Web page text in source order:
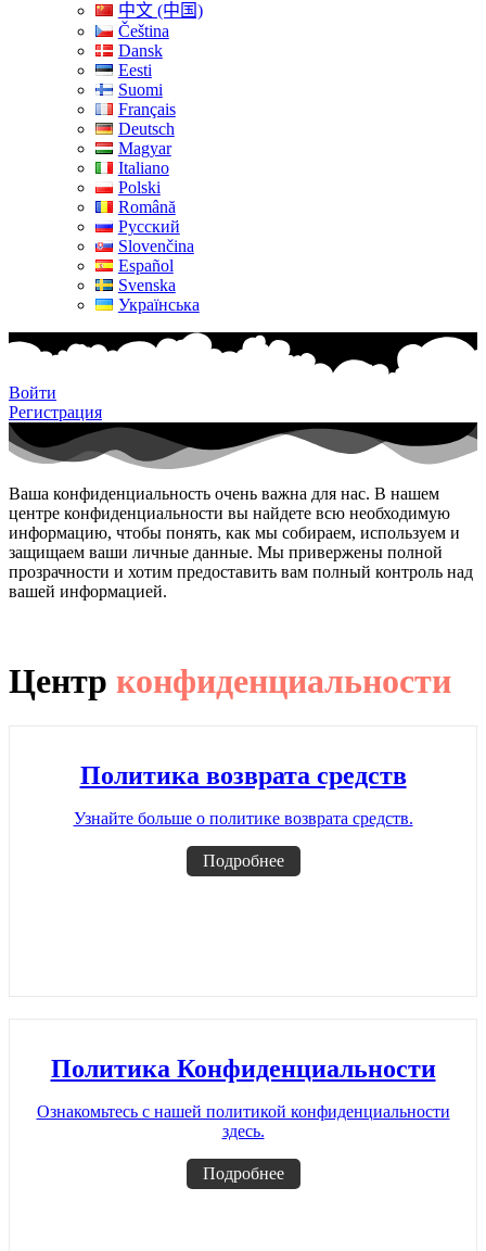
中文 (中国)
Čeština
Dansk
Eesti
Suomi
Français
Deutsch
Magyar
Italiano
Polski
Română
Русский
Slovenčina
Español
Svenska
Українська
Войти
Регистрация
Ваша конфиденциальность очень важна для нас. В нашем
центре конфиденциальности вы найдете всю необходимую
информацию, чтобы понять, как мы собираем, используем и
защищаем ваши личные данные. Мы привержены полной
прозрачности и хотим предоставить вам полный контроль над
вашей информацией.
Центр конфиденциальности
Политика возврата средств
Узнайте больше о политике возврата средств.
Подробнее
Политика Конфиденциальности
Ознакомьтесь с нашей политикой конфиденциальности
здесь.
Подробнее